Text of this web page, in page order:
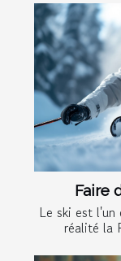
Faire
Le ski est l'un
réalité la